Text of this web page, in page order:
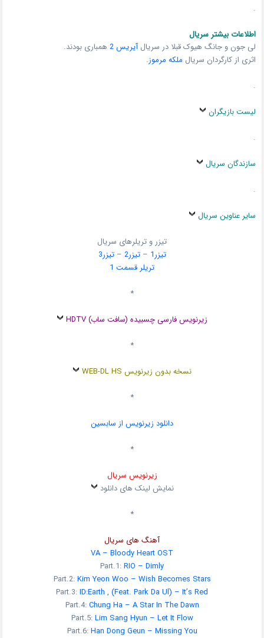
.
اطلاعات بیشتر سریال
لی جون و جانگ هیوک قبلا در سریالآیریس 2 همباری بودند.
اثری از کارگردان سریال ملکه مرموز.
.
لیست بازیگران
.
سازندگان سریال
.
سایر عناوین سریال
تیزر و تریلرهای سریال
تیزر1
–تیزر2 –تیزر3
تریلر قسمت 1
*
زیرنویس فارسی چسبیده (سافت ساب) HDTV
*
نسخه بدون زیرنویس WEB-DL HS
*
دانلود زیرنویس از سابسین
*
زیرنویس سریال
نمایش لینک های دانلود
*
آهنگ های سریال
VA – Bloody Heart OST
Part.1:RIO – Dimly
Part.2:Kim Yeon Woo – Wish Becomes Stars
Part.3:ID:Earth , (Feat. Park Da Ul) – It’s Red
Part.4:Chung Ha – A Star In The Dawn
Part.5:Lim Sang Hyun – Let It Flow
Part.6:Han Dong Geun – Missing You